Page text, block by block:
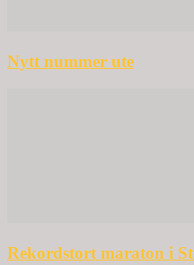
Nytt nummer ute
Rekordstort maraton i